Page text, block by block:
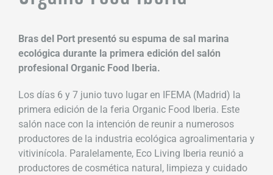
Bras del Port presentó su espuma de sal marina
ecológica durante la primera edición del salón
profesional Organic Food Iberia.
Los días 6 y 7 junio tuvo lugar en IFEMA (Madrid) la
primera edición de la feria Organic Food Iberia. Este
salón nace con la intención de reunir a numerosos
productores de la industria ecológica agroalimentaria y
vitivinícola. Paralelamente, Eco Living Iberia reunió a
productores de cosmética natural, limpieza y cuidado